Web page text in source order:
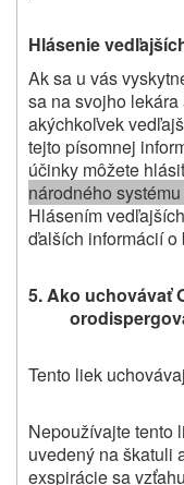
Hlásenie
Ak sa u vás
sa na svojho
akýchkoľvek
tejto písomnej
účinky môžete
národného
Hlásením
ďalších informácií o
5. Ako uchovávať
Tento liek
Nepoužívajte tento
uvedený na škatuli
exspirácie sa